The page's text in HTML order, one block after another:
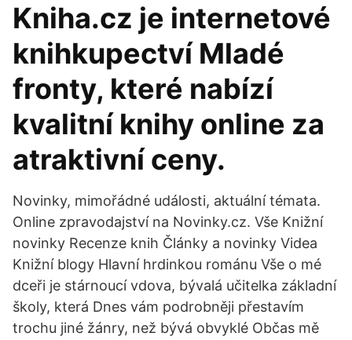
Kniha.cz je internetové
knihkupectví Mladé
fronty, které nabízí
kvalitní knihy online za
atraktivní ceny.
Novinky, mimořádné události, aktuální témata.
Online zpravodajství na Novinky.cz. Vše Knižní
novinky Recenze knih Články a novinky Videa
Knižní blogy Hlavní hrdinkou románu Vše o mé
dceři je stárnoucí vdova, bývalá učitelka základní
školy, která Dnes vám podrobněji přestavím
trochu jiné žánry, než bývá obvyklé Občas mě